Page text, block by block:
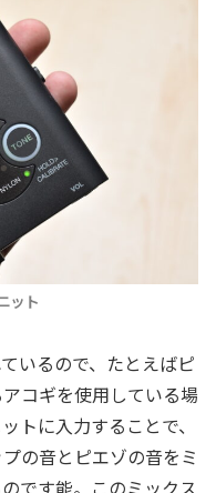
ット
いるので、たとえばピ
コギを使用している場
トに入力することで、
の音とピエゾの音をミ